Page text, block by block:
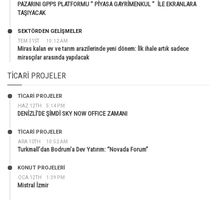
PAZARINI GPPS PLATFORMU ” PİYASA GAYRİMENKUL ” İLE EKRANLARA
TAŞIYACAK
TEM 31ST 10:12 AM
SEKTÖRDEN GELIŞMELER
Miras kalan ev ve tarım arazilerinde yeni dönem: İlk ihale artık sadece
mirasçılar arasında yapılacak
TICARI PROJELER
HAZ 12TH 5:14 PM
TİCARİ PROJELER
DENİZLİ’DE ŞİMDİ SKY NOW OFFICE ZAMANI
ARA 10TH 10:52 AM
TİCARİ PROJELER
Turkmall’dan Bodrum’a Dev Yatırım: “Novada Forum”
OCA 12TH 1:39 PM
KONUT PROJELERI
Mistral İzmir